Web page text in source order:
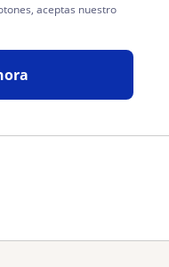
aceptas nuestro